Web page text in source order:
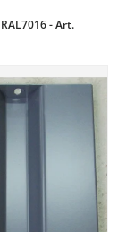
- Art.